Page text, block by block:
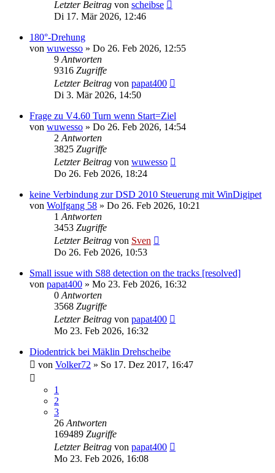
Letzter Beitrag von scheibse
Di 17. Mär 2026, 12:46
180°-Drehung
von wuwesso » Do 26. Feb 2026, 12:55
9 Antworten
9316 Zugriffe
Letzter Beitrag von papat400
Di 3. Mär 2026, 14:50
Frage zu V4.60 Turn wenn Start=Ziel
von wuwesso » Do 26. Feb 2026, 14:54
2 Antworten
3825 Zugriffe
Letzter Beitrag von wuwesso
Do 26. Feb 2026, 18:24
keine Verbindung zur DSD 2010 Steuerung mit WinDigipet
von Wolfgang 58 » Do 26. Feb 2026, 10:21
1 Antworten
3453 Zugriffe
Letzter Beitrag von Sven
Do 26. Feb 2026, 10:53
Small issue with S88 detection on the tracks [resolved]
von papat400 » Mo 23. Feb 2026, 16:32
0 Antworten
3568 Zugriffe
Letzter Beitrag von papat400
Mo 23. Feb 2026, 16:32
Diodentrick bei Mäklin Drehscheibe
von Volker72 » So 17. Dez 2017, 16:47
1
2
3
26 Antworten
169489 Zugriffe
Letzter Beitrag von papat400
Mo 23. Feb 2026, 16:08